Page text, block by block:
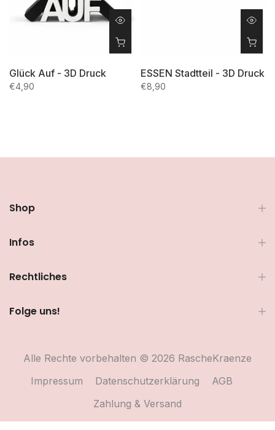
Glück Auf - 3D Druck
€4,90
ESSEN Stadtteil - 3D Druck
€8,90
Shop
Infos
Rechtliches
Folge uns!
Alle Rechte vorbehalten © 2026 RascheKraenze
Impressum
Datenschutzerklärung
AGB
Zahlung & Versand